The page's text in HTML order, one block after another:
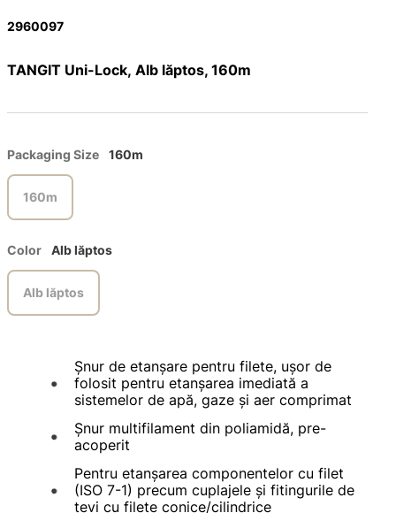
2960097
TANGIT Uni-Lock, Alb lăptos, 160m
Packaging Size 160m
160m
Color Alb lăptos
Alb lăptos
Șnur de etanşare pentru filete, ușor de
folosit pentru etanșarea imediată a
sistemelor de apă, gaze și aer comprimat
Șnur multifilament din poliamidă, pre-
acoperit
Pentru etanșarea componentelor cu filet
(ISO 7-1) precum cuplajele și fitingurile de
țevi cu filete conice/cilindrice